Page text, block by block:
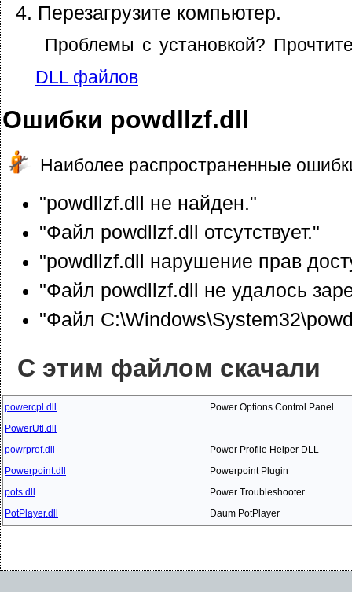
Перезагрузите компьютер.
Проблемы с установкой?
DLL файлов
Ошибки powdllzf.dll
Наиболее распространенные
"powdllzf.dll не найден."
"Файл powdllzf.dll отсутствует."
"powdllzf.dll нарушение прав
"Файл powdllzf.dll не удалось
"Файл
С этим файлом скачали
powercpl.dll
Power Options Control Panel
PowerUtl.dll
powrprof.dll
Power Profile Helper DLL
Powerpoint.dll
Powerpoint Plugin
pots.dll
Power Troubleshooter
PotPlayer.dll
Daum PotPlayer